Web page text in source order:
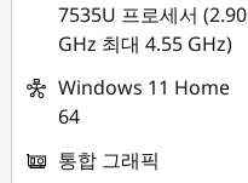
7535U 프로세서 (2.90
GHz 최대 4.55 GHz)
Windows 11 Home
64
통합 그래픽